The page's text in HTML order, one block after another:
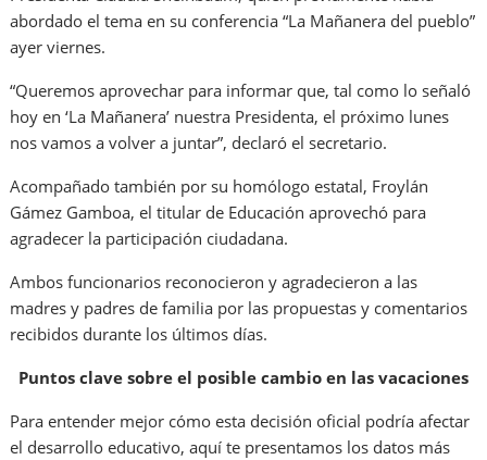
abordado el tema en su conferencia “La Mañanera del pueblo”
ayer viernes.
“Queremos aprovechar para informar que, tal como lo señaló
hoy en ‘La Mañanera’ nuestra Presidenta, el próximo lunes
nos vamos a volver a juntar”, declaró el secretario.
Acompañado también por su homólogo estatal, Froylán
Gámez Gamboa, el titular de Educación aprovechó para
agradecer la participación ciudadana.
Ambos funcionarios reconocieron y agradecieron a las
madres y padres de familia por las propuestas y comentarios
recibidos durante los últimos días.
Puntos clave sobre el posible cambio en las vacaciones
Para entender mejor cómo esta decisión oficial podría afectar
el desarrollo educativo, aquí te presentamos los datos más